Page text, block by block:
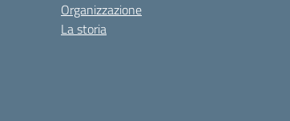
Organizzazione
La storia